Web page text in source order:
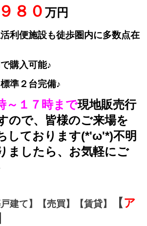
８０ 万円
利便施設も徒歩圏内に多数点在
購入可能♪
準２台完備♪
～１７時まで現地販売行
ので、皆様のご来場を
しております(*'ω'*)不明
ましたら、お気軽にご
建て】【売買】【賃貸】 【ア